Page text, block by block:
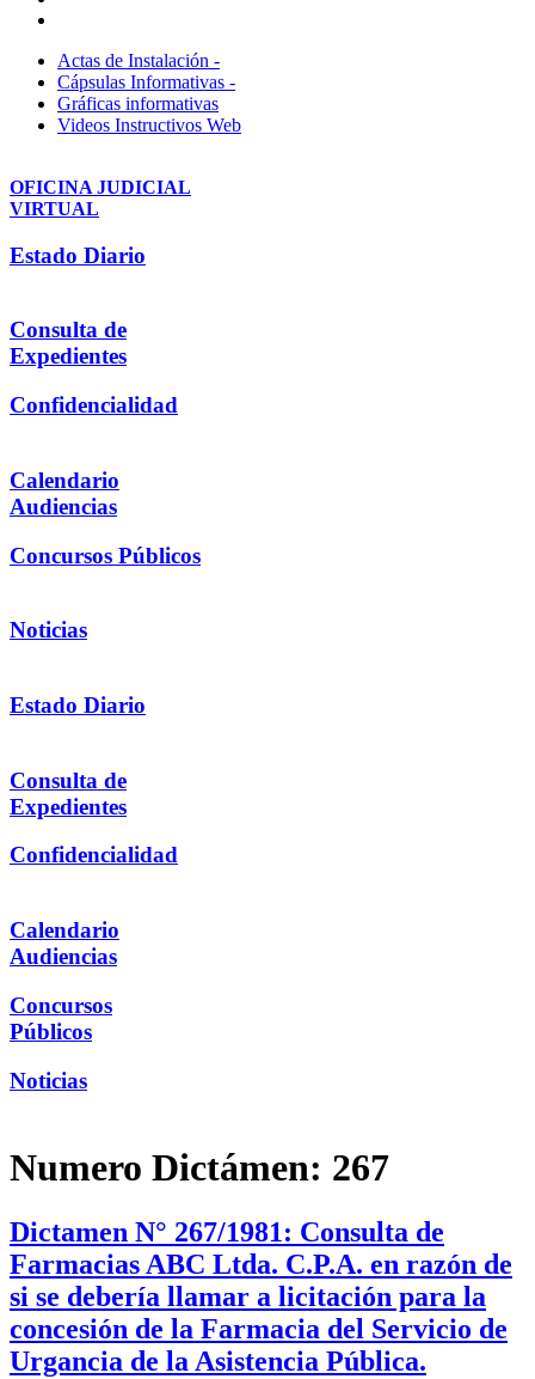
Actas de Instalación -
Cápsulas Informativas -
Gráficas informativas
Videos Instructivos Web
OFICINA JUDICIAL
VIRTUAL
Estado Diario
Consulta de
Expedientes
Confidencialidad
Calendario
Audiencias
Concursos Públicos
Noticias
Estado Diario
Consulta de
Expedientes
Confidencialidad
Calendario
Audiencias
Concursos
Públicos
Noticias
Numero Dictámen: 267
Dictamen N° 267/1981: Consulta de
Farmacias ABC Ltda. C.P.A. en razón de
si se debería llamar a licitación para la
concesión de la Farmacia del Servicio de
Urgancia de la Asistencia Pública.